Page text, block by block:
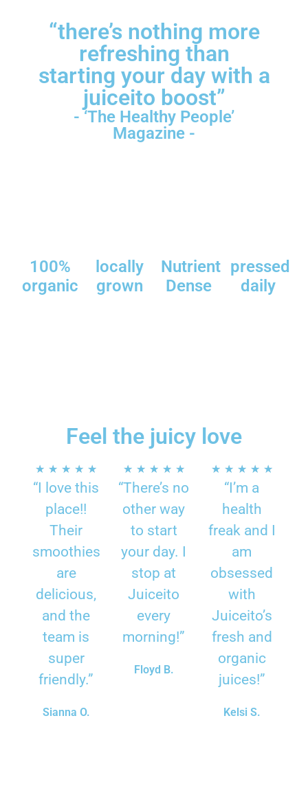
“there’s nothing more
refreshing than
starting your day with a
juiceito boost”
- ‘The Healthy People’
Magazine -
100%
organic
locally
grown
Nutrient
Dense
pressed
daily
Feel the juicy love
★ ★ ★ ★ ★
“I love this
place!!
Their
smoothies
are
delicious,
and the
team is
super
friendly.”
Sianna O.
★ ★ ★ ★ ★
“There’s no
other way
to start
your day. I
stop at
Juiceito
every
morning!”
Floyd B.
★ ★ ★ ★ ★
“I’m a
health
freak and I
am
obsessed
with
Juiceito’s
fresh and
organic
juices!”
Kelsi S.